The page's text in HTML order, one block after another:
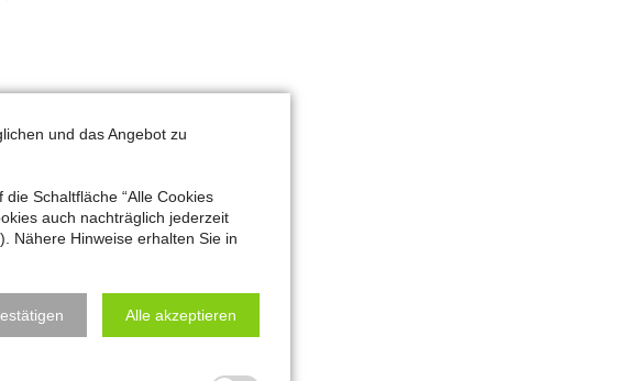
NIKE“
& KULTUR SERVICE
Kulturkreis e.V.
und das Angebot zu
Schaltfläche “Alle Cookies
auch nachträglich jederzeit
Nähere Hinweise erhalten Sie in
Alle akzeptieren